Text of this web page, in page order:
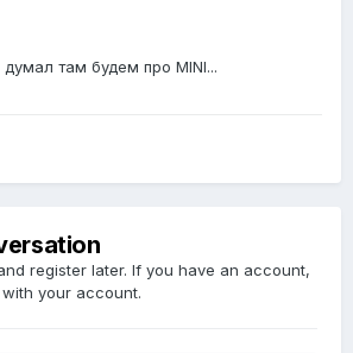
думал там будем про MINI...
register later. If you have an account,
your account.